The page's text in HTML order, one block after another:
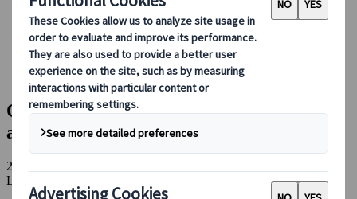
Japanspecialist
Blog
La culture japonaise
Onsen et tatouages : ce qu’il faut savoir avant de partir au
Japon
Onsen et tatouages : ce qu’il faut savoir
avant de partir au Japon
20 janv. 2026
Le choix de la rédaction